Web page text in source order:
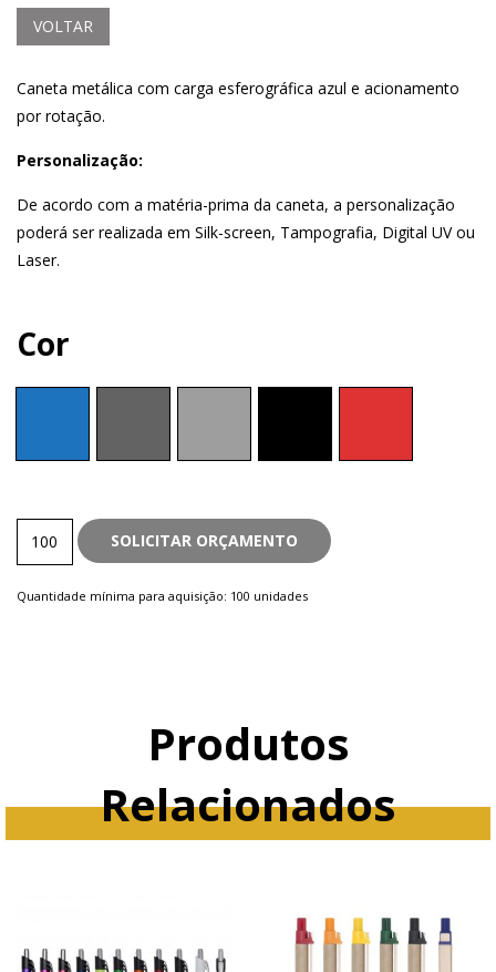
VOLTAR
Caneta metálica com carga esferográfica azul e acionamento
por rotação.
Personalização:
De acordo com a matéria-prima da caneta, a personalização
poderá ser realizada em Silk-screen, Tampografia, Digital UV ou
Laser.
Cor
quantity
SOLICITAR ORÇAMENTO
Quantidade mínima para aquisição: 100 unidades
Produtos
Relacionados